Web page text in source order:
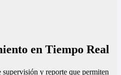
en Tiempo Real
supervisión y reporte que permiten